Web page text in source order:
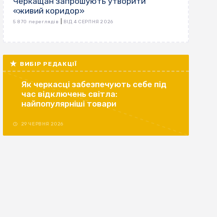
«живий коридор»
5 870 переглядів ВІД 4 СЕРПНЯ 2026
ВИБІР РЕДАКЦІЇ
Як черкасці забезпечують себе під
час відключень світла:
найпопулярніші товари
29 ЧЕРВНЯ 2026